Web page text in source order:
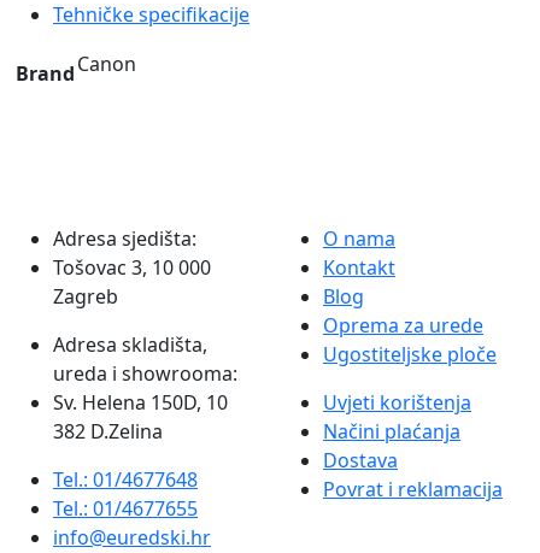
Tehničke specifikacije
BrandCanon
Adresa sjedišta:
Tošovac 3, 10 000
Zagreb
Adresa skladišta,
ureda i showrooma:
Sv. Helena 150D, 10
382 D.Zelina
Tel.: 01/4677648
Tel.: 01/4677655
info@euredski.hr
O nama
Kontakt
Blog
Oprema za urede
Ugostiteljske ploče
Uvjeti korištenja
Načini plaćanja
Dostava
Povrat i reklamacija